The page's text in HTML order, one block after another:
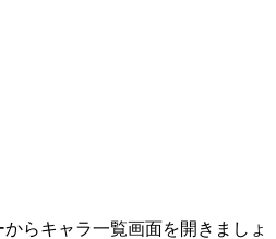
らキャラ一覧画面を開きましょ